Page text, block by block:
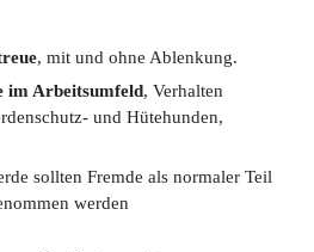
, mit und ohne Ablenkung.
im Arbeitsumfeld, Verhalten
und Hütehunden,
sollten Fremde als normaler Teil
werden